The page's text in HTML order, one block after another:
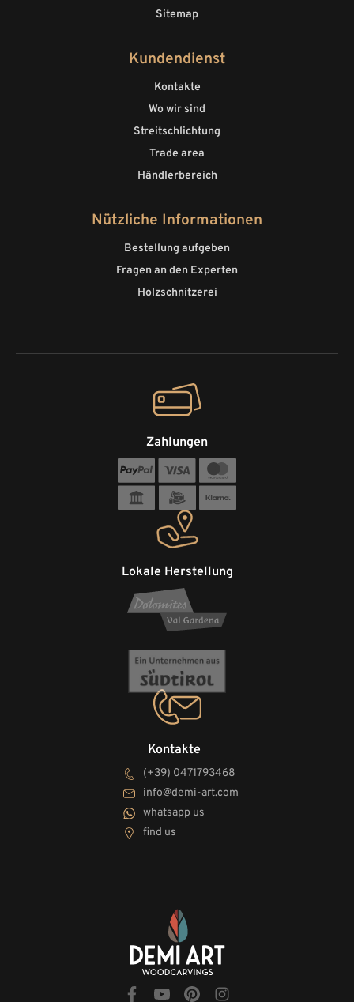
Sitemap
Kundendienst
Kontakte
Wo wir sind
Streitschlichtung
Trade area
Händlerbereich
Nützliche Informationen
Bestellung aufgeben
Fragen an den Experten
Holzschnitzerei
Kontakte
(+39) 0471793468
info@demi-art.com
whatsapp us
find us
Lokale Herstellung
Zahlungen